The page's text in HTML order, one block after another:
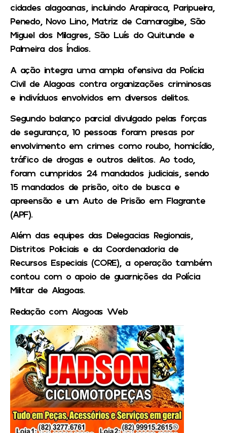
cidades alagoanas, incluindo Arapiraca, Paripueira,
Penedo, Novo Lino, Matriz de Camaragibe, São
Miguel dos Milagres, São Luís do Quitunde e
Palmeira dos Índios.
A ação integra uma ampla ofensiva da Polícia
Civil de Alagoas contra organizações criminosas
e indivíduos envolvidos em diversos delitos.
Segundo balanço parcial divulgado pelas forças
de segurança, 10 pessoas foram presas por
envolvimento em crimes como roubo, homicídio,
tráfico de drogas e outros delitos. Ao todo,
foram cumpridos 24 mandados judiciais, sendo
15 mandados de prisão, oito de busca e
apreensão e um Auto de Prisão em Flagrante
(APF).
Além das equipes das Delegacias Regionais,
Distritos Policiais e da Coordenadoria de
Recursos Especiais (CORE), a operação também
contou com o apoio de guarnições da Polícia
Militar de Alagoas.
Redação com Alagoas Web